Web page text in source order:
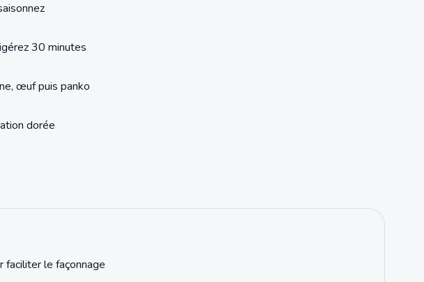
30 minutes
œuf puis panko
dorée
faciliter le façonnage